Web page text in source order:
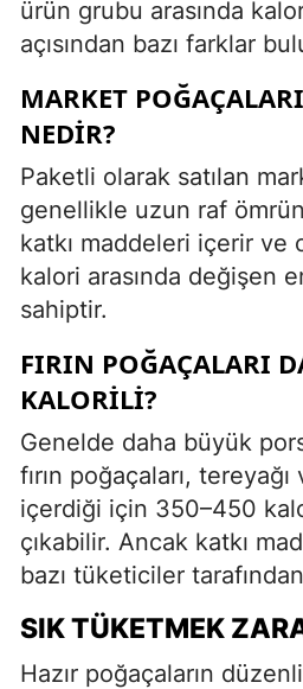
ürün grubu arasında
açısından bazı farklar
MARKET
NEDIR?
Paketli olarak satılan
genellikle uzun raf
katkı maddeleri içerir ve
kalori arasında değişen
sahiptir.
FIRIN POĞAÇALARI
KALORILI?
Genelde daha büyük
fırın poğaçaları,
içerdiği için 350–450
çıkabilir. Ancak katkı
bazı tüketiciler
SIK TÜKETMEK
Hazır poğaçaların